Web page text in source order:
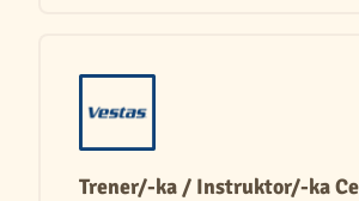
Trener/-ka / Instruktor/-ka